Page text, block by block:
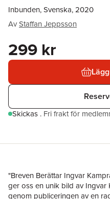
Inbunden, Svenska, 2020
AvStaffan Jeppsson
299 kr
Skickas . Fri frakt för
"Breven Berättar Ingvar
ger oss en unik bild av
genom publiceringen av en